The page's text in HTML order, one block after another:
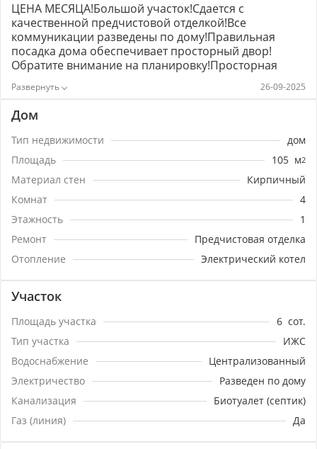
ЦЕНА МЕСЯЦА!Большой участок!​​​​​​​Сдается с
качественной предчистовой отделкой!Все
коммуникации разведены по дому!Правильная
посадка дома обеспечивает просторный двор!
Обратите внимание на планировку!Просторная
всей семьей!В планах сделать прямой проезд до
школы!​​​​​​​​​​​​​​Звоните!Последние дома!​​​​​​​без комиссии со
стороны покупателя!Подходит льготная
ипотека:ипотека с
гос.поддержкой,семейная,материнский капитал!​​​​​​​
Предложение по таким условиям ограничено!
Номер объекта: #5/1602640/3069
26-09-2025
Дом
Тип недвижимости
дом
Площадь
105 м2
Материал стен
Кирпичный
Комнат
4
Этажность
1
Ремонт
Предчистовая отделка
Отопление
Электрический котел
Участок
Площадь участка 6 сот.
Тип участка
ИЖС
Водоснабжение
Централизованный
Электричество
Разведен по дому
Канализация
Биотуалет (септик)
Газ (линия)
Да